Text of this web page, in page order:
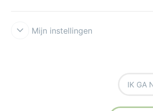
Disclaimer
Mijn instellingen
IK GA